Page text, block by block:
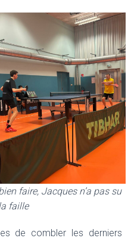
faire, Jacques n’a pas su
faille
de combler les derniers